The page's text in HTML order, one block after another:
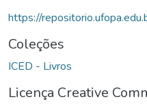
https://
Coleções
ICED - Livros
Licença Creative